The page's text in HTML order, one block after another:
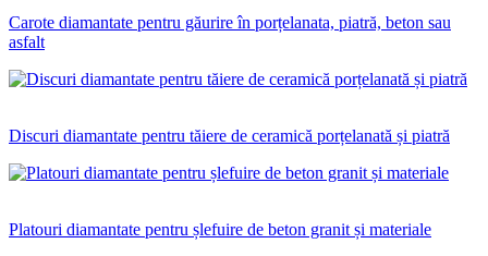
Carote diamantate pentru găurire în porțelanata, piatră, beton sau
asfalt
Discuri diamantate pentru tăiere de ceramică porțelanată și piatră
Platouri diamantate pentru șlefuire de beton granit și materiale